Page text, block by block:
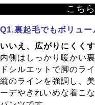
こち
裏起毛でもボリュー
いいえ、広がりにくく
内側はしっかり暖かい
ドシルエットで脚のラ
縦のラインを強調し、
ーデやきれいめな着こ